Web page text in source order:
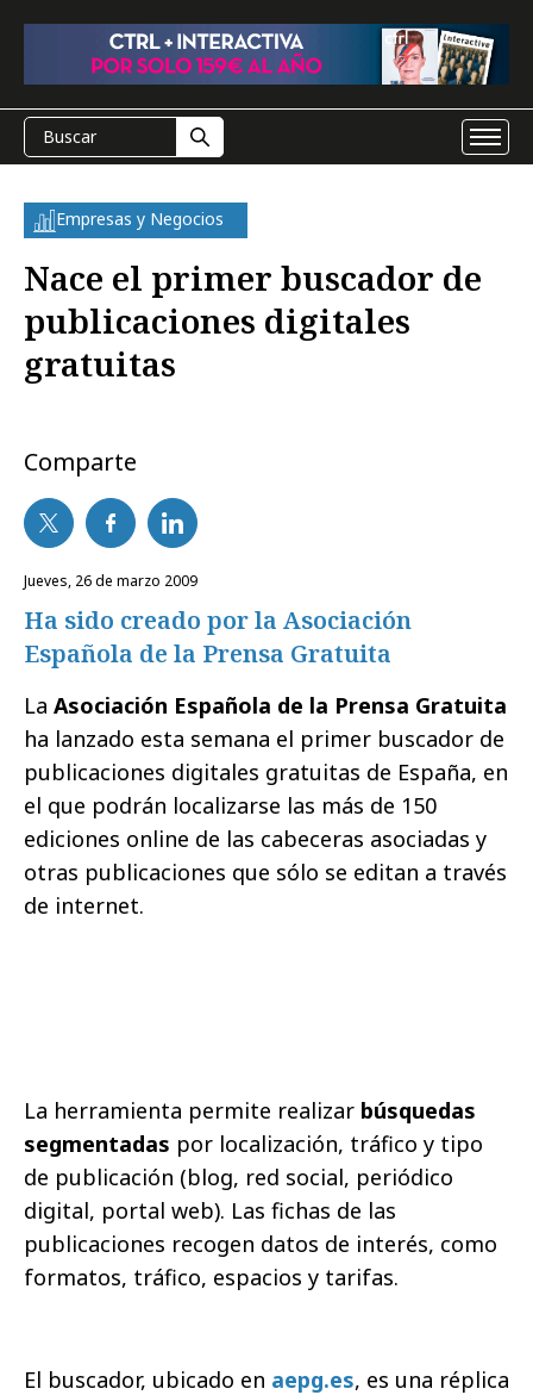
Empresas y Negocios
Nace el primer buscador de
publicaciones digitales
gratuitas
Comparte
jueves, 26 de marzo 2009
Ha sido creado por la Asociación
Española de la Prensa Gratuita
La Asociación Española de la Prensa Gratuita
ha lanzado esta semana el primer buscador de
publicaciones digitales gratuitas de España, en
el que podrán localizarse las más de 150
ediciones online de las cabeceras asociadas y
otras publicaciones que sólo se editan a través
de internet.
La herramienta permite realizar búsquedas
segmentadas por localización, tráfico y tipo
de publicación (blog, red social, periódico
digital, portal web). Las fichas de las
publicaciones recogen datos de interés, como
formatos, tráfico, espacios y tarifas.
El buscador, ubicado en aepg.es, es una réplica